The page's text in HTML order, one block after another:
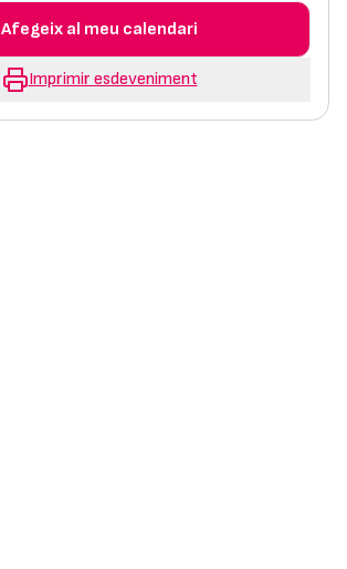
Afegeix al meu calendari
Imprimir esdeveniment